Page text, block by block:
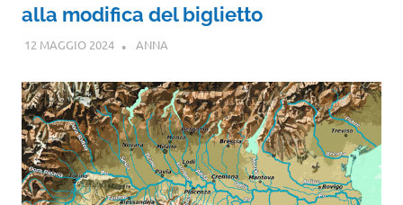
alla modifica del biglietto
12 MAGGIO 2024 ANNA